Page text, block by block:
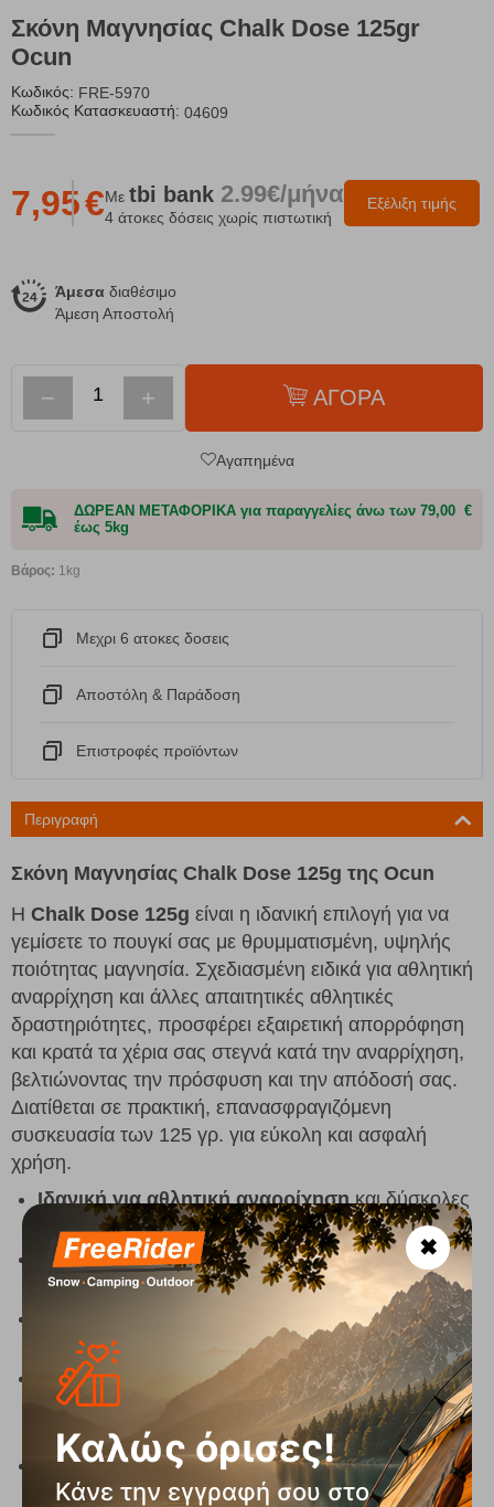
Σκόνη Μαγνησίας Chalk Dose 125gr
Ocun
Κωδικός: FRE-5970
Κωδικός Κατασκευαστή: 04609
Εξέλιξη τιμής
7,95€Με tbi bank 2.99€/μήνα
4 άτοκες δόσεις χωρίς πιστωτική
Άμεσα διαθέσιμο
Άμεση Αποστολή
− + ΑΓΟΡΑ
Αγαπημένα
ΔΩΡΕΑΝ ΜΕΤΑΦΟΡΙΚΑ για παραγγελίες άνω των 79,00 €
έως 5kg
Βάρος: 1kg
Μεχρι 6 ατοκες δοσεις
Αποστόλη & Παράδοση
Eπιστροφές προϊόντων
Περιγραφή
Σκόνη Μαγνησίας Chalk Dose 125g της Ocun
Η Chalk Dose 125g είναι η ιδανική επιλογή για να
γεμίσετε το πουγκί σας με θρυμματισμένη, υψηλής
ποιότητας μαγνησία. Σχεδιασμένη ειδικά για αθλητική
αναρρίχηση και άλλες απαιτητικές αθλητικές
δραστηριότητες, προσφέρει εξαιρετική απορρόφηση
και κρατά τα χέρια σας στεγνά κατά την αναρρίχηση,
βελτιώνοντας την πρόσφυση και την απόδοσή σας.
Διατίθεται σε πρακτική, επανασφραγιζόμενη
συσκευασία των 125 γρ. για εύκολη και ασφαλή
χρήση.
Ιδανική για αθλητική αναρρίχησηκαι δύσκολες
αθλητικές διαδρομές
Άμεση απορρόφηση– στεγνώνει γρήγορα τα
χέρια σας για βέλτιστη απόδοση
Επανασφραγιζόμενη συσκευασία των 125 γρ.,
εύκολη και πρακτική στη χρήση
Πλαστική συσκευασία
με βιδωτό καπάκι και
εσωτερική ασφάλεια για να αποτρέπεται η
ανεπιθύμητη διαρροή
Magnesium hydroxide carbonate -
4MgCO3.Mg(OH)2.4H2O
✖
Καλώς όρισες!
Κάνε την εγγραφή σου στο